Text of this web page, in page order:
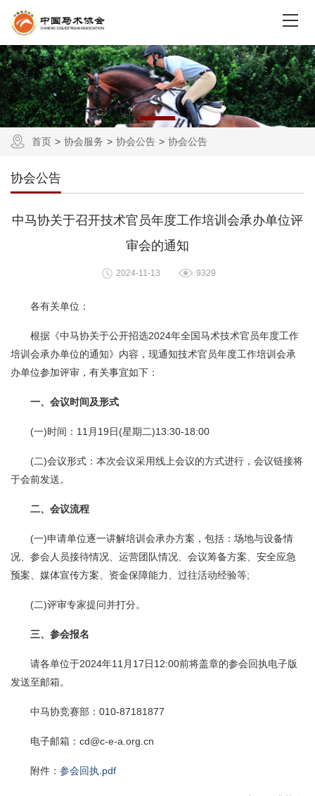
首页 协会服务 协会公告 协会公告
协会公告
中马协关于召开技术官员年度工作培训会承办单位评
审会的通知
2024-11-13 9329
各有关单位：
根据《中马协关于公开招选2024年全国马术技术官员年度工作
培训会承办单位的通知》内容，现通知技术官员年度工作培训会承
办单位参加评审，有关事宜如下：
一、会议时间及形式
(一)时间：11月19日(星期二)13:30-18:00
(二)会议形式：本次会议采用线上会议的方式进行，会议链接将
于会前发送。
二、会议流程
(一)申请单位逐一讲解培训会承办方案，包括：场地与设备情
况、参会人员接待情况、运营团队情况、会议筹备方案、安全应急
预案、媒体宣传方案、资金保障能力、过往活动经验等;
(二)评审专家提问并打分。
三、参会报名
请各单位于2024年11月17日12:00前将盖章的参会回执电子版
发送至邮箱。
中马协竞赛部：010-87181877
电子邮箱：cd@c-e-a.org.cn
附件： 参会回执.pdf